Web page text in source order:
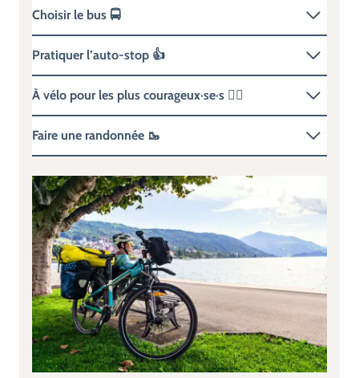
Choisir le bus 🚍
Pratiquer l’auto-stop 👍
À vélo pour les plus courageux·se·s 🚴‍♂️
Faire une randonnée 🥾